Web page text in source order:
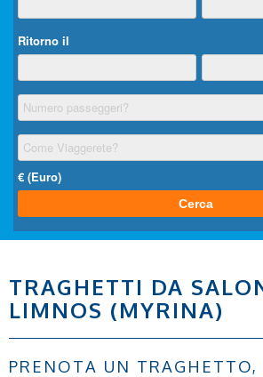
TRAGHETTI DA
LIMNOS (MYRINA)
PRENOTA UN